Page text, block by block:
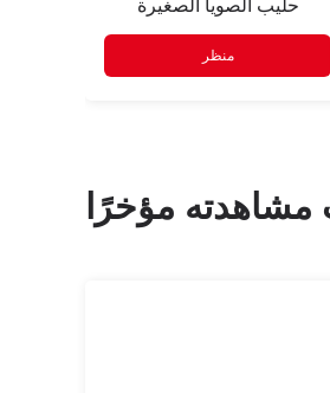
حليب الصويا الصغيرة
منظر
مؤخرًا